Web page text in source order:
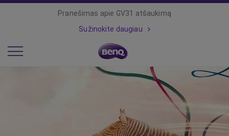
Pranešimas apie GV31 atšaukimą
Sužinokite daugiau